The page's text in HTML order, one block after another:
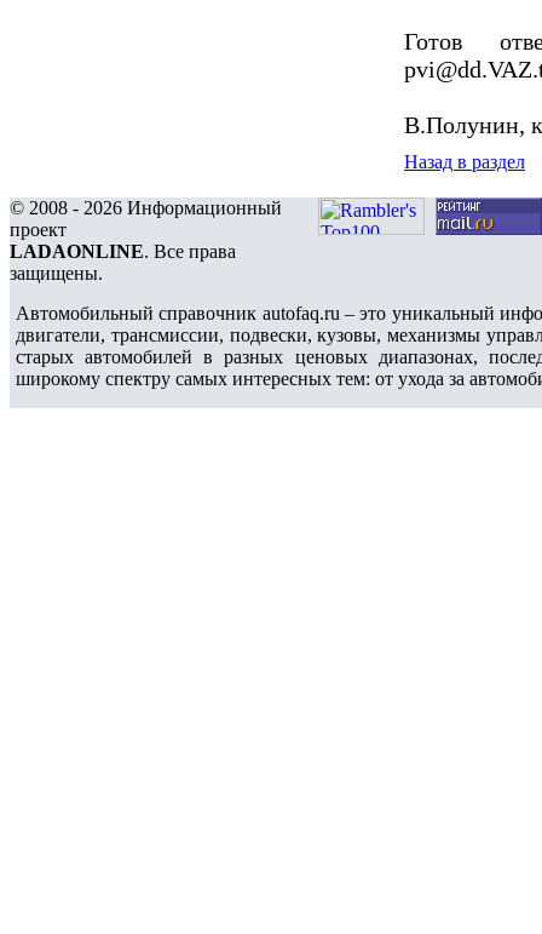
Готов
В.Полунин,
Назад в раздел
© 2008 - 2026 Информационный
проект
LADAONLINE. Все права
защищены.
Автомобильный справочник autofaq.ru – это уникальный
двигатели, трансмиссии, подвески, кузовы, механизмы
старых автомобилей в разных ценовых диапазонах,
широкому спектру самых интересных тем: от ухода за